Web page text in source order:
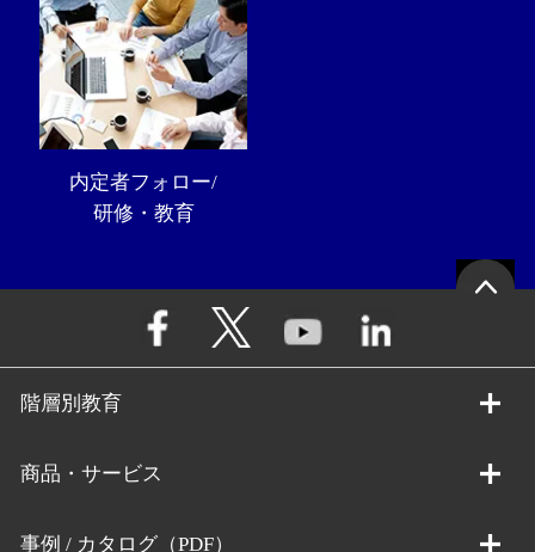
内定者フォロー/
研修・教育
階層別教育
商品・サービス
事例 / カタログ（PDF）